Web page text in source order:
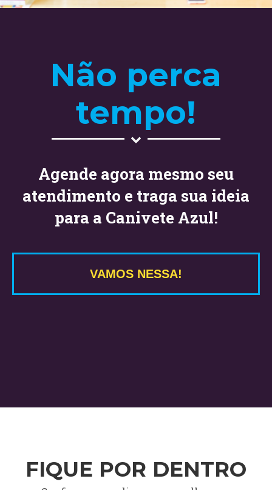
Não perca
tempo!
Agende agora mesmo seu
atendimento e traga sua ideia
para a Canivete Azul!
VAMOS NESSA!
FIQUE POR DENTRO